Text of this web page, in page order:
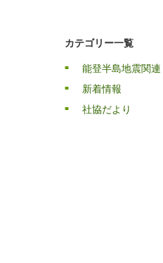
カテゴリー一覧
能登半島地震関連
新着情報
社協だより